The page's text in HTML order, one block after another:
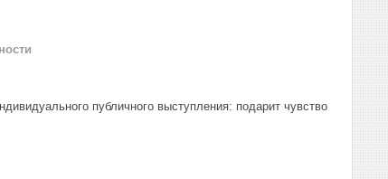
публичного выступления: подарит чувство